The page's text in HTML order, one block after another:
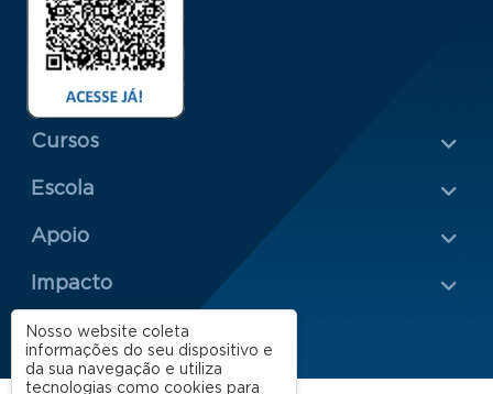
Menu Rodapé 1
Cursos
Escola
Rodapé 2
Apoio
Impacto
Nosso website coleta
informações do seu dispositivo e
da sua navegação e utiliza
tecnologias como cookies para